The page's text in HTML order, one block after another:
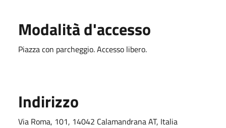
Modalità d'accesso
Piazza con parcheggio. Accesso libero.
Indirizzo
Via Roma, 101, 14042 Calamandrana AT, Italia